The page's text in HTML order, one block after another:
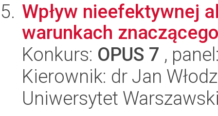
Wpływ nieefektywnej
warunkach
Konkurs: OPUS 7 ,
Kierownik: dr Jan
Uniwersytet